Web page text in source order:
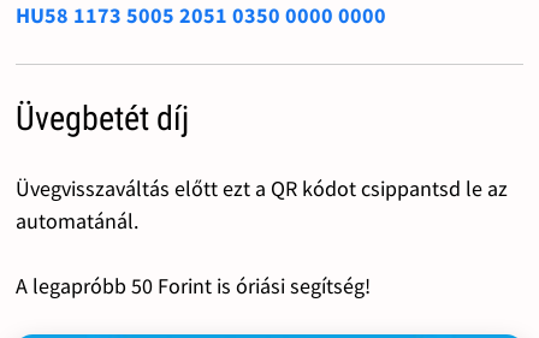
HU58 1173 5005 2051 0350 0000 0000
Üvegbetét díj
Üvegvisszaváltás előtt ezt a QR kódot csippantsd le az
automatánál.
A legapróbb 50 Forint is óriási segítség!